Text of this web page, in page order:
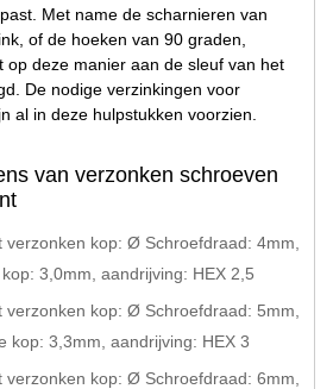
Met name de scharnieren van
of de hoeken van 90 graden,
op deze manier aan de sleuf van het
De nodige verzinkingen voor
al in deze hulpstukken voorzien.
van verzonken schroeven
verzonken kop: Ø Schroefdraad: 4mm,
3,0mm, aandrijving: HEX 2,5
verzonken kop: Ø Schroefdraad: 5mm,
kop: 3,3mm, aandrijving: HEX 3
verzonken kop: Ø Schroefdraad: 6mm,